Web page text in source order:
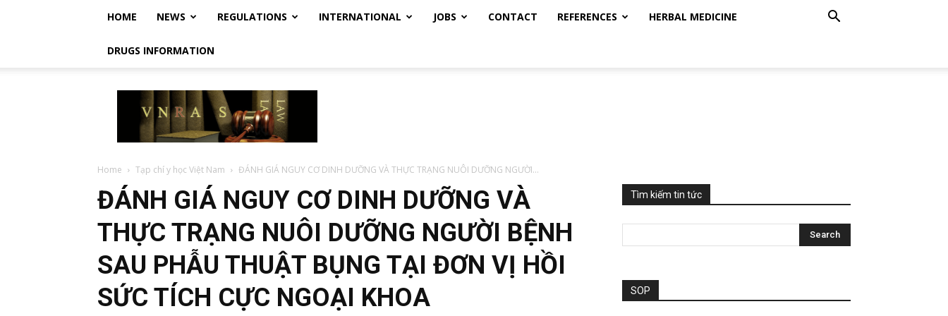
HOME NEWS REGULATIONS INTERNATIONAL JOBS CONTACT REFERENCES HERBAL MEDICINE
DRUGS INFORMATION
Vietnam
Regulatory
Affairs
Society
Luật
Việt
Nam
Home Tạp chí y học Việt Nam ĐÁNH GIÁ NGUY CƠ DINH DƯỠNG VÀ THỰC TRẠNG NUÔI DƯỠNG NGƯỜI...
ĐÁNH GIÁ NGUY CƠ DINH DƯỠNG VÀ
THỰC TRẠNG NUÔI DƯỠNG NGƯỜI BỆNH
SAU PHẪU THUẬT BỤNG TẠI ĐƠN VỊ HỒI
SỨC TÍCH CỰC NGOẠI KHOA
Tìm kiếm tin tức
SOP